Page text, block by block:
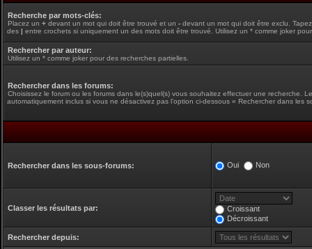
Recherche par mots-clés:
Placez un + devant un mot qui doit être trouvé et un - devant un mot qui doit être exclu.
des | entre crochets si uniquement un des mots doit être trouvé. Utilisez un * comme joker
Rechercher par auteur:
Utilisez un * comme joker pour des recherches partielles.
Rechercher dans les forums:
Choisissez le forum ou les forums dans le(s)quel(s) vous souhaitez effectuer une recherche.
automatiquement inclus si vous ne désactivez pas l’option ci-dessous « Rechercher dans les
Rechercher dans les sous-forums: Oui Non
Classer les résultats par:
Croissant
Décroissant
Rechercher depuis: